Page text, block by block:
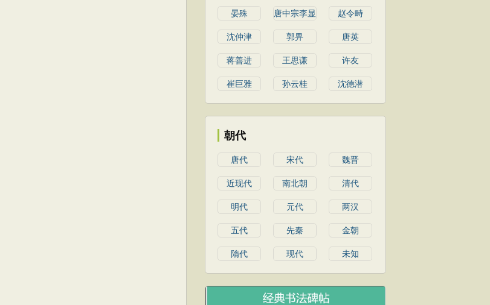
晏殊 唐中宗李显 赵令畤
沈仲津 郭畀 唐英
蒋善进 王思谦 许友
崔巨雅 孙云桂 沈德潜
朝代
唐代 宋代 魏晋
近现代 南北朝 清代
明代 元代 两汉
五代 先秦 金朝
隋代 现代 未知